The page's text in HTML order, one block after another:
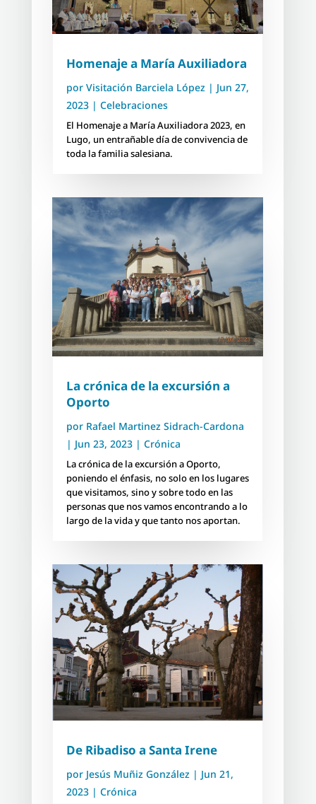
Homenaje a María Auxiliadora
por Visitación Barciela López| Jun 27,
2023| Celebraciones
El Homenaje a María Auxiliadora 2023, en
Lugo, un entrañable día de convivencia de
toda la familia salesiana.
La crónica de la excursión a
Oporto
por Rafael Martinez Sidrach-Cardona
| Jun 23, 2023| Crónica
La crónica de la excursión a Oporto,
poniendo el énfasis, no solo en los lugares
que visitamos, sino y sobre todo en las
personas que nos vamos encontrando a lo
largo de la vida y que tanto nos aportan.
De Ribadiso a Santa Irene
por Jesús Muñiz González | Jun 21,
2023| Crónica